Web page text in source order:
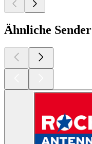
Ähnliche Sender